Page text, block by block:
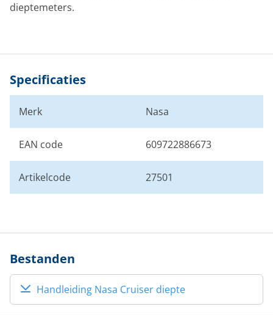
dieptemeters.
Specificaties
Merk Nasa
EAN code 609722886673
Artikelcode 27501
Bestanden
Handleiding Nasa Cruiser diepte